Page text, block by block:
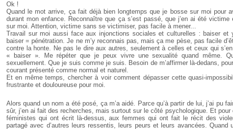
Ok !
Quand le mot arrive, ça fait déjà bien longtemps que je bosse sur moi pour
durant mon enfance. Reconnaître que ça s’est passé, que j’en ai été
sur moi. Attention, victime sans se victimiser, pas facile à mener...
Travail sur moi aussi face aux injonctions sociales et culturelles : baiser et
baiser = pénétration. Je ne m’y reconnais pas, mais ça me pèse, pas facile
contre la honte. Ne pas le dire aux autres, seulement à celles et ceux qui
« baiser ». Me répéter que je peux vivre une sexualité quand même.
sexuellement. Que je suis comme je suis. Besoin de m’affirmer là-dedans,
courant présenté comme normal et naturel.
Et en même temps, chercher à voir comment dépasser cette quasi-
frustrante et douloureuse pour moi.
Alors quand un nom a été posé, ça m’a aidé. Parce qu’à partir de lui, j’ai pu
sûr, j’en ai fait des recherches, mais surtout sur le côté psychologique. Et
féministes qui ont écrit là-dessus, aux femmes qui ont fait le récit des
partagé avec d’autres leurs ressentis, leurs peurs et leurs avancées.